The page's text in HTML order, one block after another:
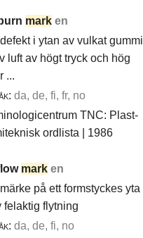
burn mark en
defekt i ytan av vulkat gummi
luft av högt tryck och hög
...
da, de, fi, fr, no
TNC: Plast-
ordlista | 1986
mark en
märke på ett formstyckes yta
felaktig flytning
da, de, fi, no